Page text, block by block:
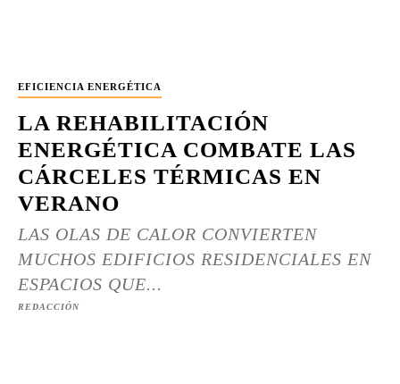
EFICIENCIA ENERGÉTICA
LA REHABILITACIÓN
ENERGÉTICA COMBATE LAS
CÁRCELES TÉRMICAS EN
VERANO
LAS OLAS DE CALOR CONVIERTEN
MUCHOS EDIFICIOS RESIDENCIALES EN
ESPACIOS QUE...
REDACCIÓN